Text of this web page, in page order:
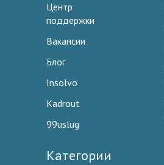
Центр
поддержки
Вакансии
Блог
Insolvo
Kadrout
99uslug
Категории